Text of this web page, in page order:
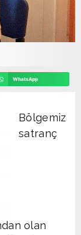
WhatsApp
Bölgemiz
satranç
olan